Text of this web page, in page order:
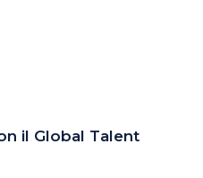
il Global Talent